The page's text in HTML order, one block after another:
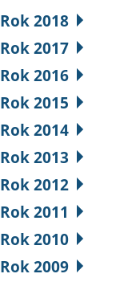
Rok 2018
Rok 2017
Rok 2016
Rok 2015
Rok 2014
Rok 2013
Rok 2012
Rok 2011
Rok 2010
Rok 2009